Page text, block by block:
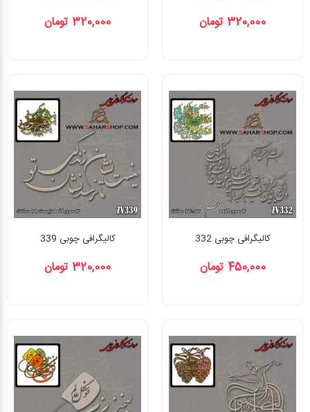
320,000 تومان 320,000 تومان
کالیگرافی چوبی 332
450,000 تومان
کالیگرافی چوبی 339
320,000 تومان